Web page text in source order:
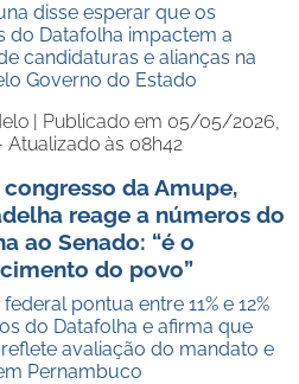
disse esperar que os
do Datafolha impactem a
candidaturas e alianças na
Governo do Estado
| Publicado em 05/05/2026,
Atualizado às 08h42
da Amupe,
reage a números do
ao Senado: “é o
do povo”
pontua entre 11% e 12%
do Datafolha e afirma que
avaliação do mandato e
Pernambuco